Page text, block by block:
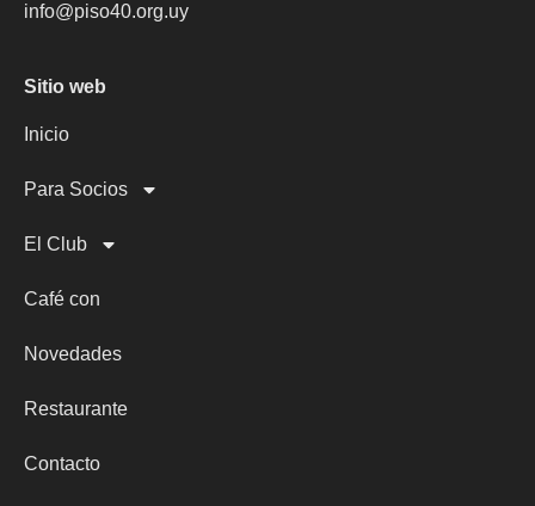
info@piso40.org.uy
Sitio web
Inicio
Para Socios
El Club
Café con
Novedades
Restaurante
Contacto